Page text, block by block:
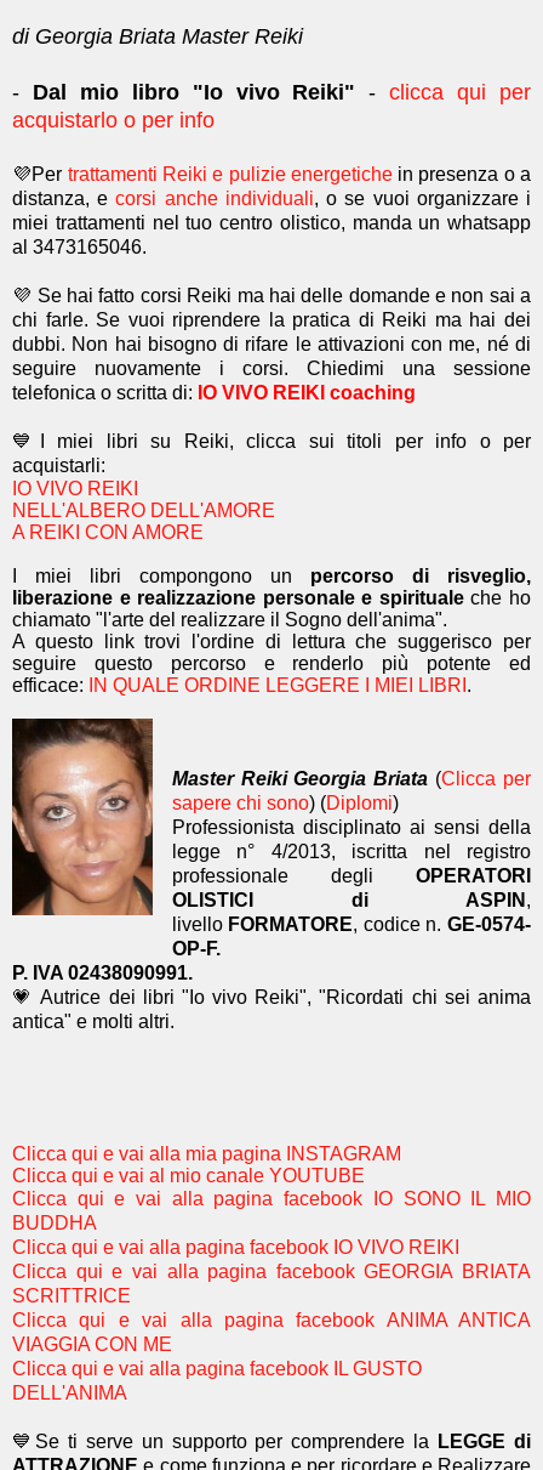
di Georgia Briata Master Reiki
- Dal mio libro "Io vivo Reiki" -clicca qui per
acquistarlo o per info
💜Per trattamenti Reiki e pulizie energetichein presenza o a
distanza, ecorsi anche individuali, o se vuoi organizzare i
miei trattamenti nel tuo centro olistico, manda un whatsapp
al 3473165046.
💜 Se hai fatto corsi Reiki ma hai delle domande e non sai a
chi farle. Se vuoi riprendere la pratica di Reiki ma hai dei
dubbi. Non hai bisogno di rifare le attivazioni con me, né di
seguire nuovamente i corsi. Chiedimi una sessione
telefonica o scritta di: IO VIVO REIKI coaching
💙I miei libri su Reiki, clicca sui titoli per info o per
acquistarli:
IO VIVO REIKI
NELL'ALBERO DELL'AMORE
A REIKI CON AMORE
I miei libri compongono un percorso di risveglio,
liberazione e realizzazione personale e spiritualeche ho
chiamato "l'arte del realizzare il Sogno dell'anima".
A questo link trovi l'ordine di lettura che suggerisco per
seguire questo percorso e renderlo più potente ed
efficace:
IN QUALE ORDINE LEGGERE I MIEI LIBRI .
Master Reiki Georgia Briata (Clicca per
sapere chi sono) (Diplomi)
Professionista disciplinato ai sensi della
legge n° 4/2013, iscritta nel registro
professionale degli OPERATORI
OLISTICI di ASPIN ,
livello FORMATORE, codice n.GE-0574-
OP-F.
P. IVA 02438090991.
💗 Autrice dei libri "Io vivo Reiki", "Ricordati chi sei anima
antica" e molti altri.
Clicca qui e vai alla mia pagina INSTAGRAM
Clicca qui e vai al mio canale YOUTUBE
Clicca qui e vai alla pagina facebook IO SONO IL MIO
BUDDHA
Clicca qui e vai alla pagina facebook IO VIVO REIKI
Clicca qui e vai alla pagina facebook GEORGIA BRIATA
SCRITTRICE
Clicca qui e vai alla pagina facebook ANIMA ANTICA
VIAGGIA CON ME
Clicca qui e vai alla pagina facebook IL GUSTO
DELL'ANIMA
💙Se ti serve un supporto per comprendere la LEGGE di
ATTRAZIONEe come funziona e per ricordare e Realizzare